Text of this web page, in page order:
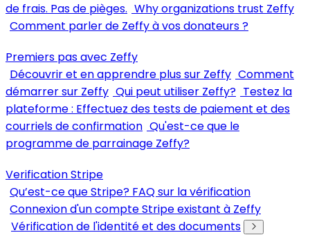
de frais. Pas de pièges. Why organizations trust Zeffy
Comment parler de Zeffy à vos donateurs ?
Premiers pas avec Zeffy
Découvrir et en apprendre plus sur Zeffy Comment
démarrer sur Zeffy Qui peut utiliser Zeffy? Testez la
plateforme : Effectuez des tests de paiement et des
courriels de confirmation Qu'est-ce que le
programme de parrainage Zeffy?
Verification Stripe
Qu’est-ce que Stripe? FAQ sur la vérification
Connexion d'un compte Stripe existant à Zeffy
Vérification de l'identité et des documents